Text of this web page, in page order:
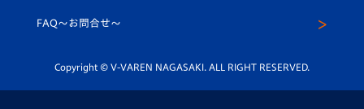
平和祈念活動
ホームタウン活動
スクール
FAQ〜お問合せ〜
Copyright © V-VAREN NAGASAKI. ALL RIGHT RESERVED.